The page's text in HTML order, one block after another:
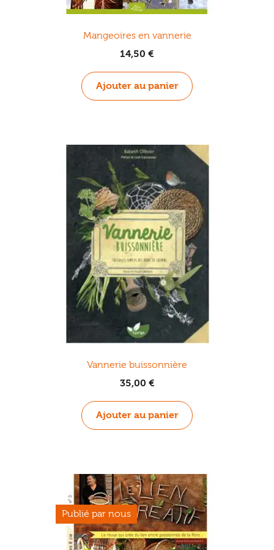
Mangeoires en vannerie
14,50 €
Ajouter au panier
Vannerie buissonnière
35,00 €
Ajouter au panier